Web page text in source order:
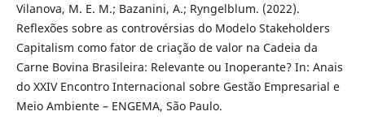
Vilanova, M. E. M.; Bazanini, A.; Ryngelblum. (2022).
Reflexões sobre as controvérsias do Modelo Stakeholders
Capitalism como fator de criação de valor na Cadeia da
Carne Bovina Brasileira: Relevante ou Inoperante? In: Anais
do XXIV Encontro Internacional sobre Gestão Empresarial e
Meio Ambiente – ENGEMA, São Paulo.